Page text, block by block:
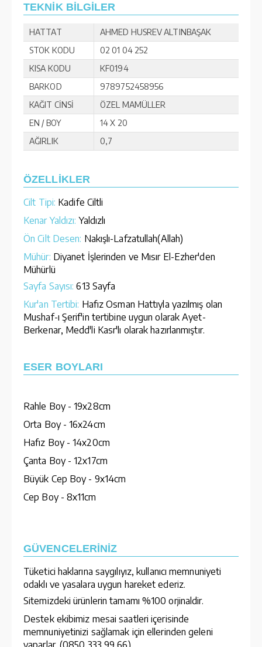
TEKNİK BİLGİLER
HATTAT
AHMED HUSREV ALTINBAŞAK
STOK KODU
02 01 04 252
KISA KODU
KF0194
BARKOD
9789752458956
KAĞIT CİNSİ
ÖZEL MAMÜLLER
EN / BOY
14 X 20
AĞIRLIK
0,7
ÖZELLİKLER
Cilt Tipi: Kadife Ciltli
Kenar Yaldızı: Yaldızlı
Ön Cilt Desen: Nakışlı-Lafzatullah(Allah)
Mühür: Diyanet İşlerinden ve Mısır El-Ezher'den
Mühürlü
Sayfa Sayısı: 613 Sayfa
Kur'an Tertibi: Hafız Osman Hattıyla yazılmış olan
Mushaf-ı Şerif'in tertibine uygun olarak Ayet-
Berkenar, Medd'li Kasr'lı olarak hazırlanmıştır.
ESER BOYLARI
Rahle Boy - 19x28cm
Orta Boy - 16x24cm
Hafız Boy - 14x20cm
Çanta Boy - 12x17cm
Büyük Cep Boy - 9x14cm
Cep Boy - 8x11cm
GÜVENCELERİNİZ
Tüketici haklarına saygılıyız, kullanıcı memnuniyeti
odaklı ve yasalara uygun hareket ederiz.
Sitemizdeki ürünlerin tamamı %100 orjinaldir.
Destek ekibimiz mesai saatleri içerisinde
memnuniyetinizi sağlamak için ellerinden geleni
yaparlar. (0850 333 99 66)